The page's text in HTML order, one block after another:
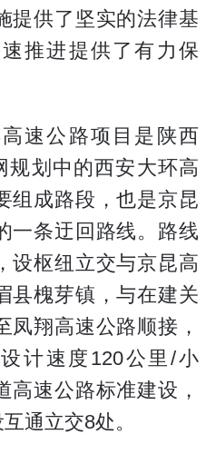
提供了坚实的法律基
推进提供了有力保
速公路项目是陕西
规划中的西安大环高
组成路段，也是京昆
一条迂回路线。路线
设枢纽立交与京昆高
县槐芽镇，与在建关
凤翔高速公路顺接，
计速度120公里/小
高速公路标准建设，
通立交8处。